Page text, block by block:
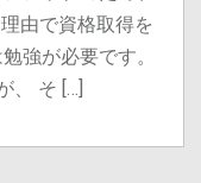
由で資格取得を
強が必要です。
、 そ […]